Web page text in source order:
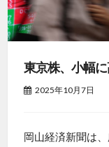
東京株、小幅
2025年10月7日
岡山経済新聞は